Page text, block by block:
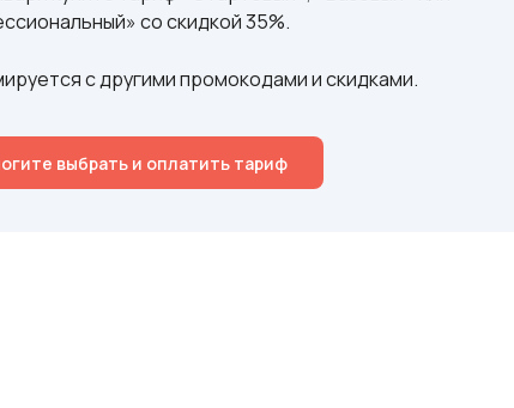
со скидкой 35%.
с другими промокодами и скидками.
выбрать и оплатить тариф